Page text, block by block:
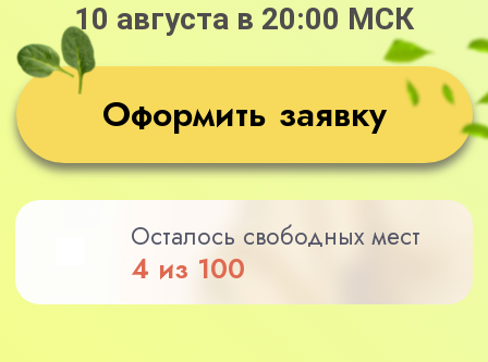
4 из 100
Осталось свободных мест